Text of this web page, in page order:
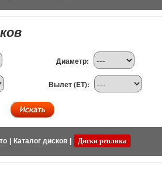
Диаметр:
Вылет (ET):
Каталог дисков Диски реплика